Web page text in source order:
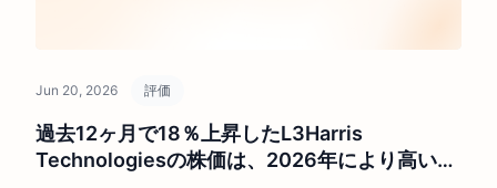
Jun 20, 2026 評価
過去12ヶ月で18％上昇したL3Harris
Technologiesの株価は、2026年により高いリ